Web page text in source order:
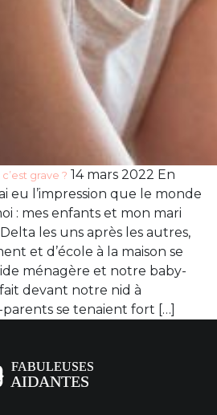
grave ? 14 mars 2022 En
eu l’impression que le monde
: mes enfants et mon mari
les uns après les autres,
et d’école à la maison se
ménagère et notre baby-
devant notre nid à
parents se tenaient fort […]